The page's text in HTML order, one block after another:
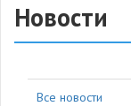
Новости
Все новости